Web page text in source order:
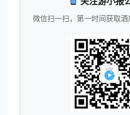
微信扫一扫，第一时间获取